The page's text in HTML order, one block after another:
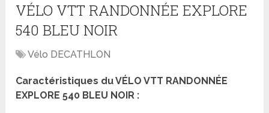
VÉLO VTT RANDONNÉE EXPLORE
540 BLEU NOIR
Vélo DECATHLON
Caractéristiques du VÉLO VTT RANDONNÉE
EXPLORE 540 BLEU NOIR :